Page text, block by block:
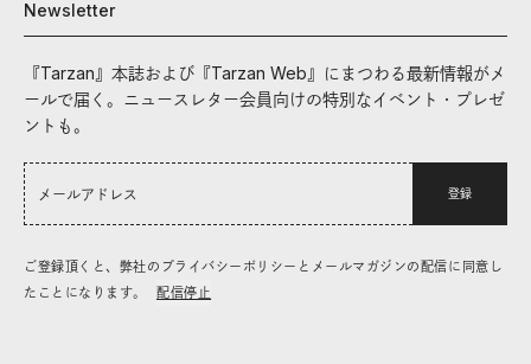
Newsletter
『Tarzan』本誌および『Tarzan Web』にまつわる最新情報がメ
ールで届く。ニュースレター会員向けの特別なイベント・プレゼ
ントも。
登録
ご登録頂くと、弊社のプライバシーポリシーとメールマガジンの配信に同意し
たことになります。
配信停止